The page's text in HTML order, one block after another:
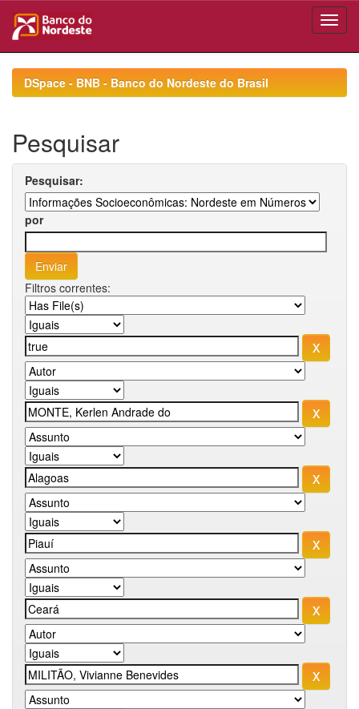
navigationDSpace - BNB - Banco do Nordeste do Brasil
Pesquisar
Pesquisar:
por
Filtros correntes: